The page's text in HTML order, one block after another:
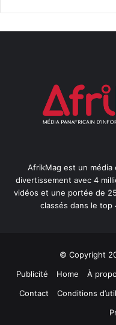
AfrikMag est un média
divertissement avec 4
vidéos et une portée de
classés dans le top
© Copyright
Publicité
Home À
Contact
Conditions